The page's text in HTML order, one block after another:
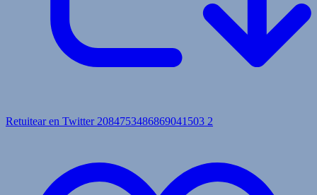
Retuitear en Twitter 2084753486869041503 2